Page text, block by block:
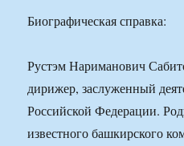
Биографическая справка:
Рустэм Нариманович
дирижер, заслуженный
Российской Федерации.
известного башкирского